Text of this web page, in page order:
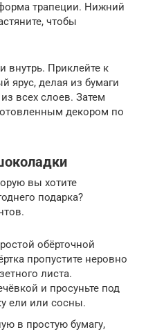
трапеции. Нижний
чтобы
внутрь. Приклейте к
ярус, делая из бумаги
всех слоев. Затем
декором по
вы хотите
подарка?
обёрточной
пропустите неровно
листа.
и просуньте под
ели или сосны.
в простую бумагу,